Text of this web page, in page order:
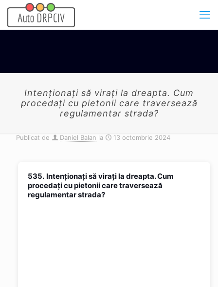
Intenţionaţi să viraţi la dreapta. Cum
procedaţi cu pietonii care traversează
regulamentar strada?
Publicat de Daniel Balan la 13 octombrie 2024
535. Intenţionaţi să viraţi la dreapta. Cum
procedaţi cu pietonii care traversează
regulamentar strada?